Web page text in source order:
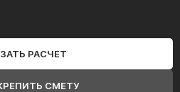
РАСЧЕТ
СМЕТУ